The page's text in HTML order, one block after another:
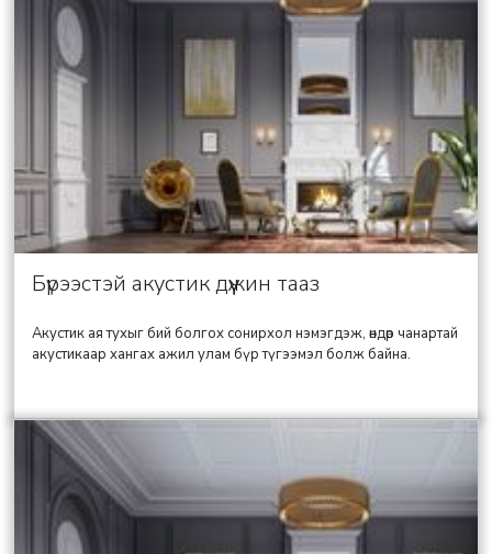
Бүрээстэй акустик дүүжин тааз
Акустик ая тухыг бий болгох сонирхол нэмэгдэж, өндөр чанартай
акустикаар хангах ажил улам бүр түгээмэл болж байна.